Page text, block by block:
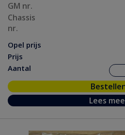
GM nr.
Chassis
nr.
Opel prijs
Prijs
Aantal
Lees